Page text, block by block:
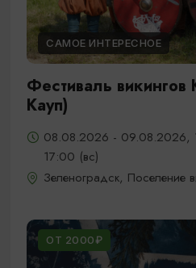
САМОЕ ИНТЕРЕСНОЕ
Фестиваль
Кауп)
08.08.2026 - 09.08.2026,
17:00 (вс)
Зеленоградск, Поселение
ОТ 2000₽